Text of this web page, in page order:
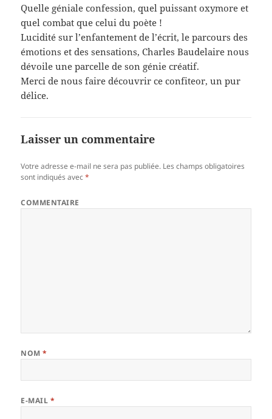
Quelle géniale confession, quel puissant oxymore et
quel combat que celui du poète !
Lucidité sur l’enfantement de l’écrit, le parcours des
émotions et des sensations, Charles Baudelaire nous
dévoile une parcelle de son génie créatif.
Merci de nous faire découvrir ce confiteor, un pur
délice.
Laisser un commentaire
Votre adresse e-mail ne sera pas publiée. Les champs obligatoires
sont indiqués avec*
COMMENTAIRE
NOM*
E-MAIL *